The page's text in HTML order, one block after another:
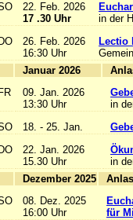
22. Feb. 2026
17 .30 Uhr
in der
DO
26. Feb. 2026
16:30 Uhr
Lectio
Januar 2026
FR
09. Jan. 2026
13:30 Uhr
in
18. - 25. Jan.
DO
22. Jan. 2026
15.30 Uhr
in
Dezember 2025
08. Dez. 2025
16:00 Uhr
für